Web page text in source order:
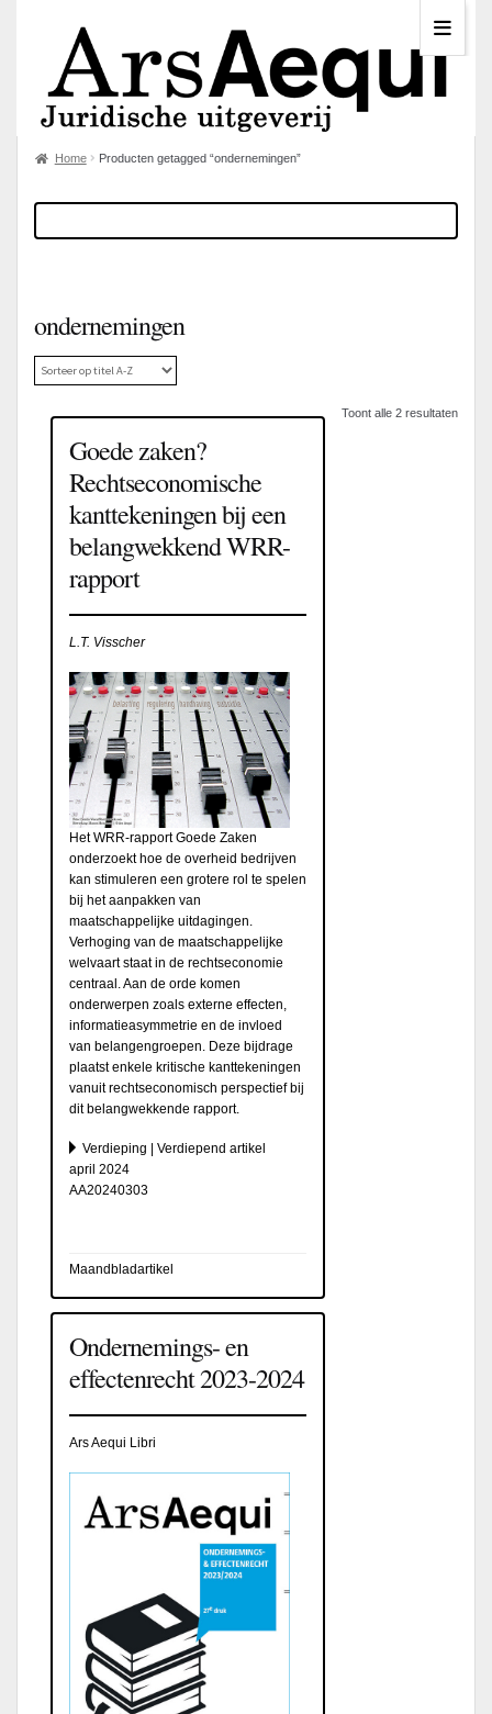
Home Producten getagged “ondernemingen”
ondernemingen
Toont alle 2 resultaten
Goede zaken?
Rechtseconomische
kanttekeningen bij een
belangwekkend WRR-
rapport
L.T. Visscher
Het WRR-rapport Goede Zaken
onderzoekt hoe de overheid bedrijven
kan stimuleren een grotere rol te spelen
bij het aanpakken van
maatschappelijke uitdagingen.
Verhoging van de maatschappelijke
welvaart staat in de rechtseconomie
centraal. Aan de orde komen
onderwerpen zoals externe effecten,
informatieasymmetrie en de invloed
van belangengroepen. Deze bijdrage
plaatst enkele kritische kanttekeningen
vanuit rechtseconomisch perspectief bij
dit belangwekkende rapport.
Verdieping | Verdiepend artikel
april 2024
AA20240303
Maandbladartikel
Ondernemings- en
effectenrecht 2023-2024
Ars Aequi Libri